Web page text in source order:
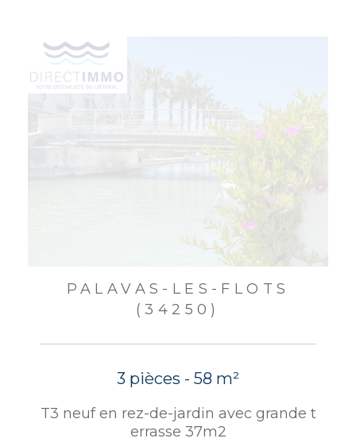
PALAVAS-LES-FLOTS
(34250)
3 pièces - 58 m²
T3 neuf en rez-de-jardin avec grande t
errasse 37m2